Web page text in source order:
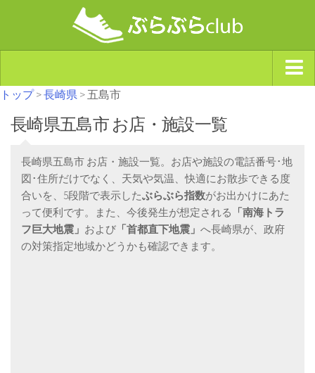
ジャンルから探す
天気・ぶらぶら指数
Synchro（シンクロ）
トップ >長崎県 > 五島市
長崎県五島市 お店・施設一覧
長崎県五島市 お店・施設一覧。お店や施設の電話番号･地
図･住所だけでなく、天気や気温、快適にお散歩できる度
合いを、5段階で表示したぶらぶら指数がお出かけにあた
って便利です。また、今後発生が想定される 「南海トラ
フ巨大地震」 および 「首都直下地震」 へ長崎県が、政府
の対策指定地域かどうかも確認できます。